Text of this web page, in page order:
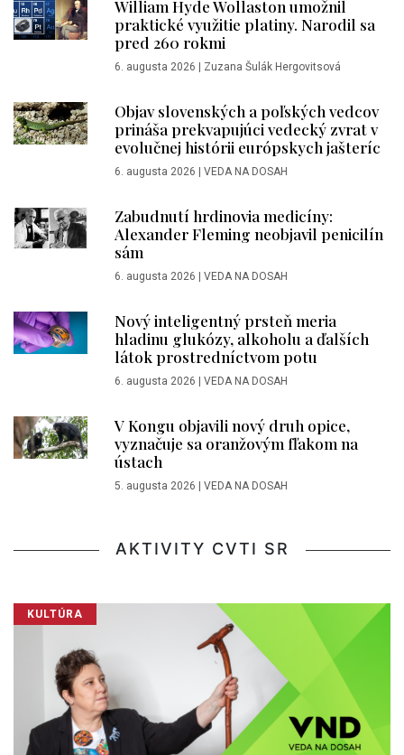
William Hyde Wollaston umožnil
praktické využitie platiny. Narodil sa
pred 260 rokmi
6. augusta 2026 Zuzana Šulák Hergovitsová
Objav slovenských a poľských vedcov
prináša prekvapujúci vedecký zvrat v
evolučnej histórii európskych jašteríc
6. augusta 2026 VEDA NA DOSAH
Zabudnutí hrdinovia medicíny:
Alexander Fleming neobjavil penicilín
sám
6. augusta 2026 VEDA NA DOSAH
Nový inteligentný prsteň meria
hladinu glukózy, alkoholu a ďalších
látok prostredníctvom potu
6. augusta 2026 VEDA NA DOSAH
V Kongu objavili nový druh opice,
vyznačuje sa oranžovým fľakom na
ústach
5. augusta 2026 VEDA NA DOSAH
AKTIVITY CVTI SR
KULTÚRA